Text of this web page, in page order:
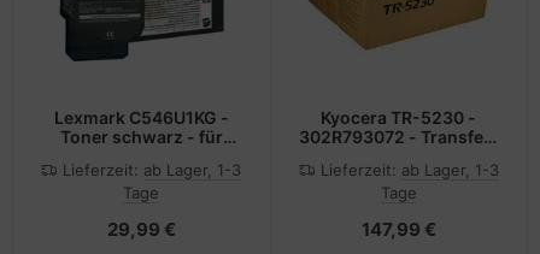
Lexmark C546U1KG -
Toner schwarz - für
548de 548dte
Lieferzeit: ab Lager, 1-3
Tage
29,99 €
Kyocera TR-5230 -
302R793072 - Transfer-
P5026 M5521cdn
M5526cdn
Lieferzeit: ab Lager, 1-3
Tage
147,99 €